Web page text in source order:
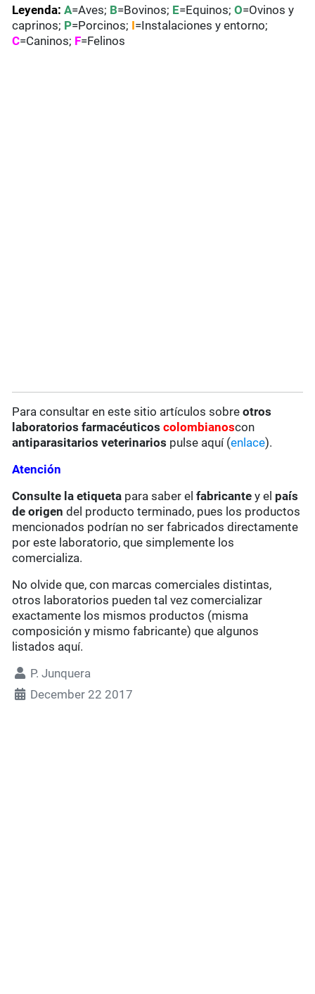
Leyenda: A=Aves; B=Bovinos; E=Equinos;O=Ovinos y
caprinos; P=Porcinos; I=Instalaciones y entorno;
C=Caninos; F=Felinos
Para consultar en este sitio artículos sobreotros
laboratorios farmacéuticoscolombianoscon
antiparasitarios veterinarios pulse aquí (enlace).
Atención
Consulte la etiqueta para saber elfabricantey el país
de origen del producto terminado, pues los productos
mencionados podrían no ser fabricados directamente
por este laboratorio, que simplemente los
comercializa.
No olvide que, con marcas comerciales distintas,
otros laboratorios pueden tal vez comercializar
exactamente los mismos productos (misma
composición y mismo fabricante) que algunos
listados aquí.
P. Junquera
December 22 2017